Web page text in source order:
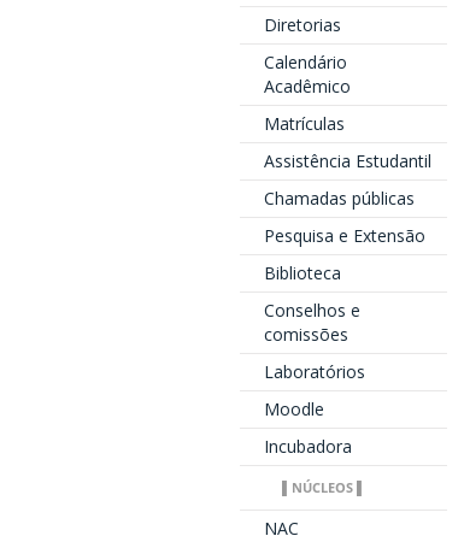
Diretorias
Calendário
Acadêmico
Matrículas
Assistência Estudantil
Chamadas públicas
Pesquisa e Extensão
Biblioteca
Conselhos e
comissões
Laboratórios
Moodle
Incubadora
▌NÚCLEOS ▌
NAC